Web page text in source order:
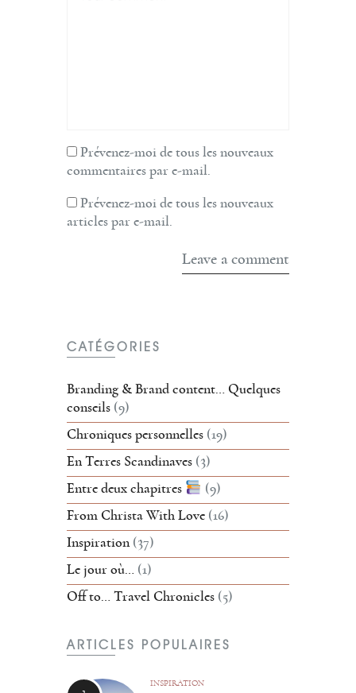
Prévenez-moi de tous les nouveaux
commentaires par e-mail.
Prévenez-moi de tous les nouveaux
articles par e-mail.
CATÉGORIES
Branding & Brand content… Quelques
conseils (9)
Chroniques personnelles (19)
En Terres Scandinaves (3)
Entre deux chapitres
(9)
From Christa With Love (16)
Inspiration(37)
Le jour où… (1)
Off to… Travel Chronicles (5)
ARTICLES POPULAIRES
INSPIRATION